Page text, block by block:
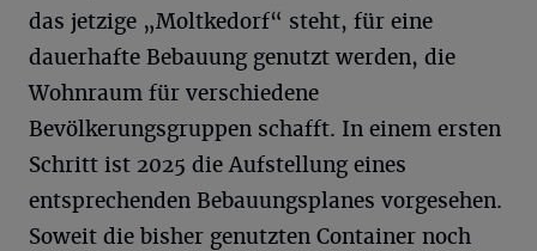
das jetzige „Moltkedorf“ steht, für eine
dauerhafte Bebauung genutzt werden, die
Wohnraum für verschiedene
Bevölkerungsgruppen schafft. In einem ersten
Schritt ist 2025 die Aufstellung eines
entsprechenden Bebauungsplanes vorgesehen.
Soweit die bisher genutzten Container noch